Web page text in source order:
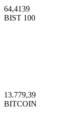
64,4139
BIST 100
13.779,39
BITCOIN